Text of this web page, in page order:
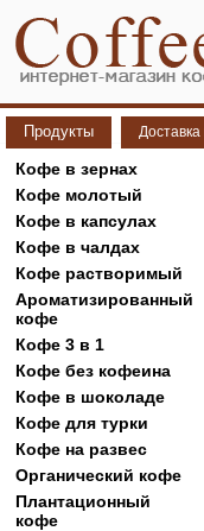
Продукты
Кофе в зернах
Кофе молотый
Кофе в капсулах
Кофе в чалдах
Кофе растворимый
Ароматизированный
кофе
Кофе 3 в 1
Кофе без кофеина
Кофе в шоколаде
Кофе для турки
Кофе на развес
Органический кофе
Плантационный
кофе